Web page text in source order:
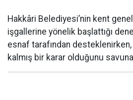
Hakkâri Belediyesi’nin kent
işgallerine yönelik başlattığı
esnaf tarafından desteklenirken,
kalmış bir karar olduğunu